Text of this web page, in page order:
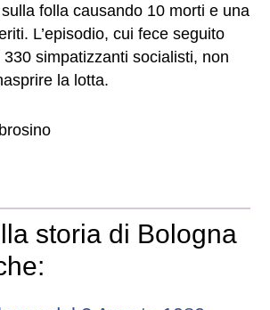
folla causando 10 morti e una
L’episodio, cui fece seguito
330 simpatizzanti socialisti, non
la lotta.
storia di Bologna